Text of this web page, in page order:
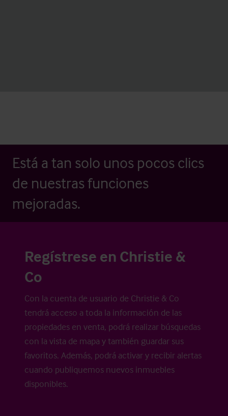
Está a tan solo unos pocos clics
de nuestras funciones
mejoradas.
Regístrese en Christie &
Co
Con la cuenta de usuario de Christie & Co
tendrá acceso a toda la información de las
propiedades en venta, podrá realizar búsquedas
con la vista de mapa y también guardar sus
favoritos. Además, podrá activar y recibir alertas
cuando publiquemos nuevos inmuebles
disponibles.